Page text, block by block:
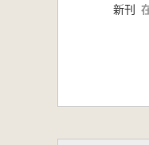
ら
新刊